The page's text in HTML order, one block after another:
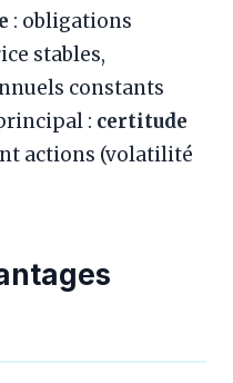
: obligations
stables,
constants
: certitude
actions (volatilité